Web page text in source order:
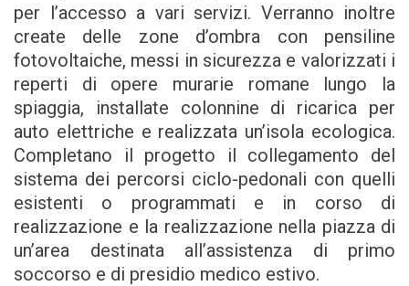
per l’accesso a vari servizi. Verranno inoltre
create delle zone d’ombra con pensiline
fotovoltaiche, messi in sicurezza e valorizzati i
reperti di opere murarie romane lungo la
spiaggia, installate colonnine di ricarica per
auto elettriche e realizzata un’isola ecologica.
Completano il progetto il collegamento del
sistema dei percorsi ciclo-pedonali con quelli
esistenti o programmati e in corso di
realizzazione e la realizzazione nella piazza di
un’area destinata all’assistenza di primo
soccorso e di presidio medico estivo.